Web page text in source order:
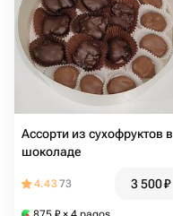
Ассорти из сухофруктов в
шоколаде
4.4373 3 500₽